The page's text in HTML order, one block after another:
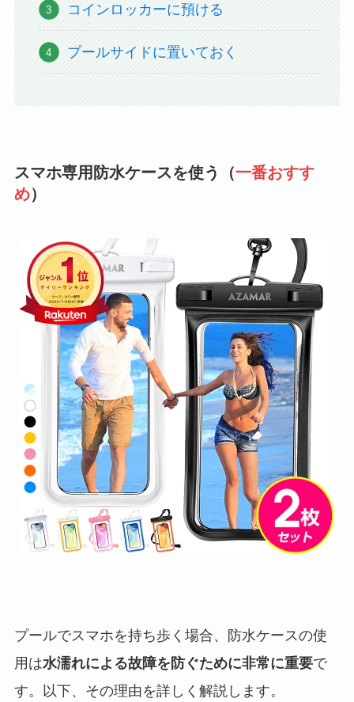
コインロッカーに預ける
プールサイドに置いておく
スマホ専用防水ケースを使う（一番おすす
め）
プールでスマホを持ち歩く場合、防水ケースの使
用は水濡れによる故障を防ぐために非常に重要で
す。以下、その理由を詳しく解説します。